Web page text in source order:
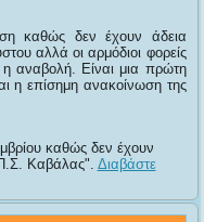
καθώς δεν έχουν άδεια
αλλά οι αρμόδιοι φορείς
αναβολή. Είναι μια πρώτη
η επίσημη ανακοίνωση της
καθώς δεν έχουν
Καβάλας . Διαβάστε